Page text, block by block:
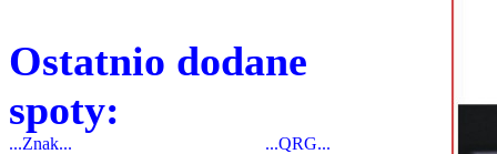
Ostatnio dodane
spoty:
...Znak... ...QRG...